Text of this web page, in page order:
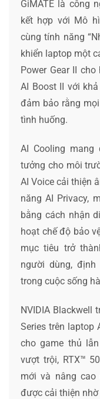
GiMATE là công
kết hợp với Mô
cùng tính năng
khiển laptop một
Power Gear II
AI Boost II với
đảm bảo rằng
tình huống.
AI Cooling
tưởng cho môi
AI Voice cải thiện
năng AI Privacy,
bằng cách nhận
hoạt chế độ bảo
mục tiêu trở
người dùng,
trong cuộc sống
NVIDIA Blackwell
Series trên laptop
cho game thủ
vượt trội, RTX™
mới và nâng
được cải thiện nhờ